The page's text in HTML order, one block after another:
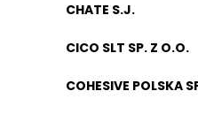
CHATE S.J.
CICO SLT SP. Z O.O.
COHESIVE POLSKA